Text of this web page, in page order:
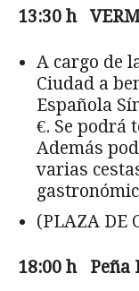
13:30 h
A cargo de
Ciudad a
Española
€. Se podrá
Además
varias
(PLAZA DE
18:00 h Peña